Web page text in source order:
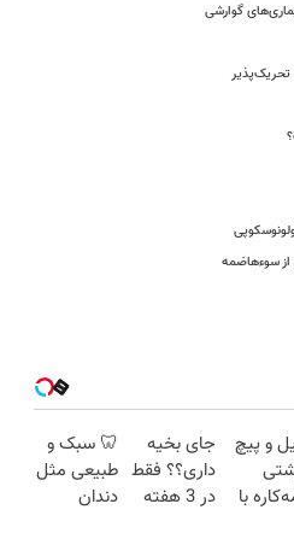
گوارشی
تحریک‌پذیر
از سوء‌‌هاضمه
و پیچ
با
جای بخیه
داری؟؟ فقط
در 3 هفته
🦷 سبک و
طبیعی مثل
دندان